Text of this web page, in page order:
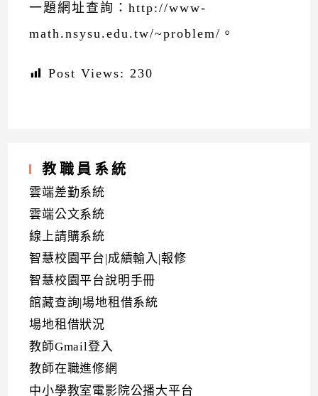
一題網址查詢：http://www-
math.nsysu.edu.tw/~problem/。
Post Views: 230
教職員系統
雲端差勤系統
雲端公文系統
線上請購系統
智慧校園平台|成績輸入|報修
智慧校園平台說明手冊
館藏查詢|場地租借系統
場地租借狀況
教師Gmail登入
教師在職進修網
中小學教室電影院公播大平台